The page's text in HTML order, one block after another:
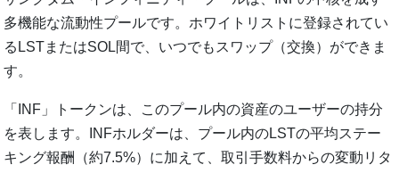
多機能な流動性プールです。ホワイトリストに登録されてい
るLSTまたはSOL間で、いつでもスワップ（交換）ができま
す。
「INF」トークンは、このプール内の資産のユーザーの持分
を表します。INFホルダーは、プール内のLSTの平均ステー
キング報酬（約7.5%）に加えて、取引手数料からの変動リタ